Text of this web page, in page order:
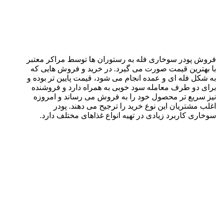
فروش پودر سوخاری فله به رستوران ها توسط مراکر معتبر
با بهترین قیمت صورت می گیرد. در خرید و فروش هایی که
به شکل فله ای و عمده انجام می شود، قیمت پایین تر بوده و
برای دو طرف معامله سود خوبی به همراه دارد و فروشنده
نیز سریع تر محصول خود را به فروش می رساند و امروزه
اغلب مشتریان این نوع خرید را ترجیح می دهند. پودر
سوخاری کاربرد زیادی در تهیه انواع غذاهای مختلف دارد.